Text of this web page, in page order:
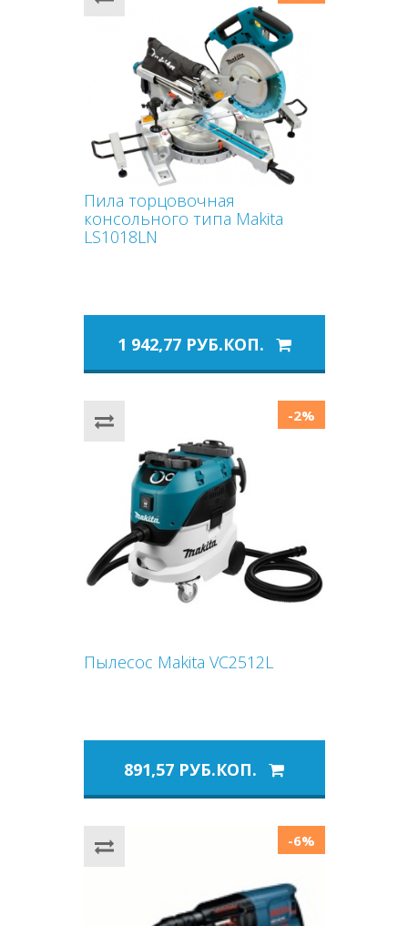
Пила торцовочная
консольного типа Makita
LS1018LN
1 942,77 РУБ.КОП.
-2%
Пылесос Makita VC2512L
891,57 РУБ.КОП.
-6%